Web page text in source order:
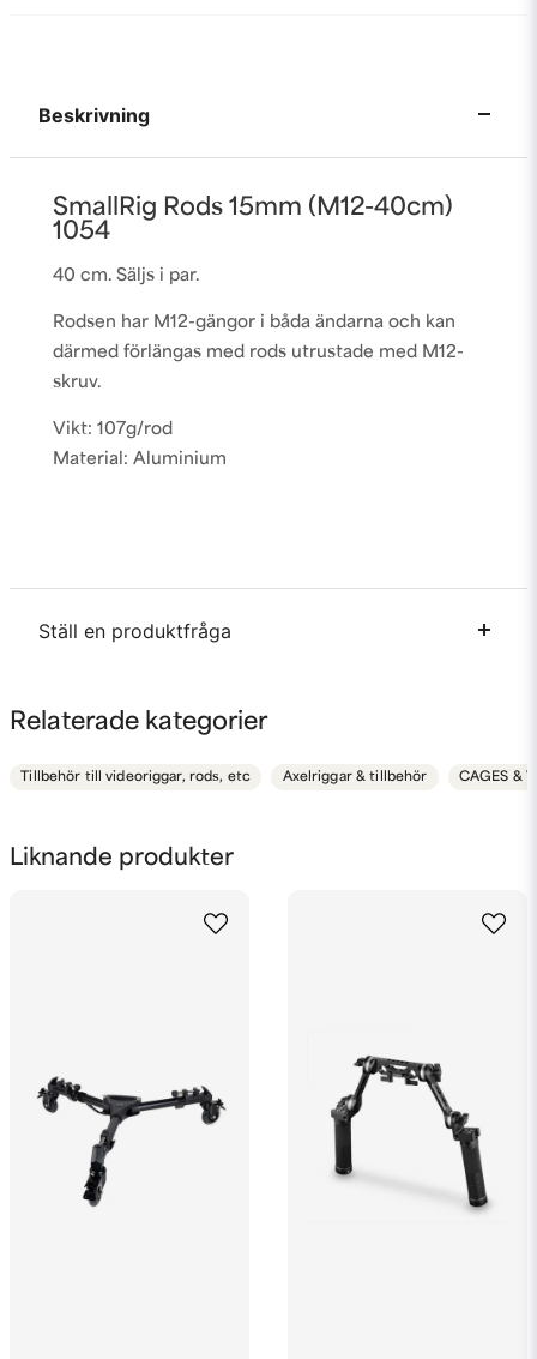
Liknande produkter
Beskrivning
SmallRig Rods 15mm (M12-40cm)
1054
40 cm. Säljs i par.
Rodsen har M12-gängor i båda ändarna och kan
därmed förlängas med rods utrustade med M12-
skruv.
Vikt: 107g/rod
Material: Aluminium
Ställ en produktfråga
Fråga oss något om denna produkten...
Relaterade kategorier
Tillbehör till videoriggar, rods, etc Axelriggar & tillbehör CAGES &